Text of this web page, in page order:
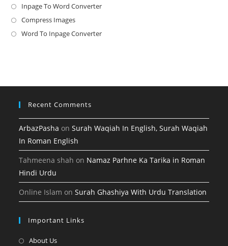
in
new
Inpage To Word ConverterOpens
a
Compress ImagesOpens
in
Word To Inpage ConverterOpens
tab
Recent Comments
ArbazPasha onSurah Waqiah In English, Surah Waqiah
In Roman English
Tahmeena shah on Namaz Parhne Ka Tarika in Roman
Hindi Urdu
Online Islam onSurah Ghashiya With Urdu Translation
Important Links
About UsOpens